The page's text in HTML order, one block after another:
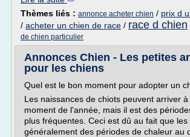
Thèmes liés : annonce acheter chien / prix d
/ acheter un chien de race / race d chien
de chien particulier
Annonces Chien - Les petites
pour les chiens
Quel est le bon moment pour adopter un
Les naissances de chiots peuvent arriver
moment de l'année, mais il est des
plus fréquentes. Ceci est dû au fait que
généralement des périodes de chaleur au